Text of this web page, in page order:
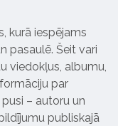
kurā iespējams
pasaulē. Šeit vari
viedokļus, albumu,
par
– autoru un
publiskajā